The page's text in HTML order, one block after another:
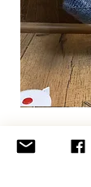
Basic
Socks
Join